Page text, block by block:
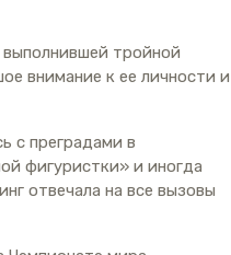
тройной
внимание к ее личности и
с преградами в
фигуристки» и иногда
отвечала на все вызовы